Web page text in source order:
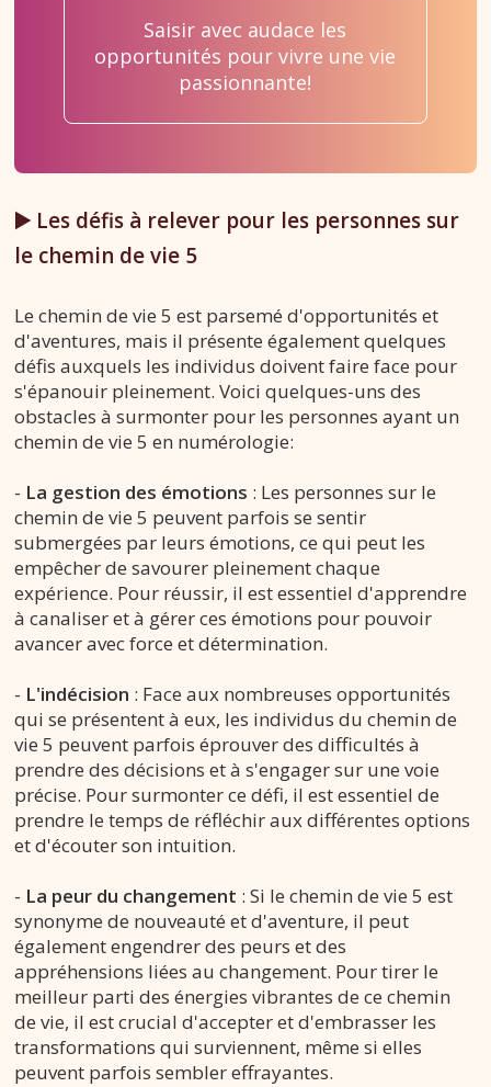
Saisir avec audace les
opportunités pour vivre une vie
passionnante!
▶️ Les défis à relever pour les personnes sur
le chemin de vie 5
Le chemin de vie 5 est parsemé d'opportunités et
d'aventures, mais il présente également quelques
défis auxquels les individus doivent faire face pour
s'épanouir pleinement. Voici quelques-uns des
obstacles à surmonter pour les personnes ayant un
chemin de vie 5 en numérologie:
- La gestion des émotions : Les personnes sur le
chemin de vie 5 peuvent parfois se sentir
submergées par leurs émotions, ce qui peut les
empêcher de savourer pleinement chaque
expérience. Pour réussir, il est essentiel d'apprendre
à canaliser et à gérer ces émotions pour pouvoir
avancer avec force et détermination.
- L'indécision : Face aux nombreuses opportunités
qui se présentent à eux, les individus du chemin de
vie 5 peuvent parfois éprouver des difficultés à
prendre des décisions et à s'engager sur une voie
précise. Pour surmonter ce défi, il est essentiel de
prendre le temps de réfléchir aux différentes options
et d'écouter son intuition.
- La peur du changement : Si le chemin de vie 5 est
synonyme de nouveauté et d'aventure, il peut
également engendrer des peurs et des
appréhensions liées au changement. Pour tirer le
meilleur parti des énergies vibrantes de ce chemin
de vie, il est crucial d'accepter et d'embrasser les
transformations qui surviennent, même si elles
peuvent parfois sembler effrayantes.